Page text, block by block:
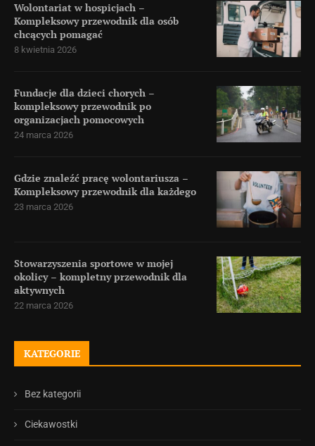
Wolontariat w hospicjach –
Kompleksowy przewodnik dla osób
chcących pomagać
8 kwietnia 2026
Fundacje dla dzieci chorych –
kompleksowy przewodnik po
organizacjach pomocowych
24 marca 2026
Gdzie znaleźć pracę wolontariusza –
Kompleksowy przewodnik dla każdego
23 marca 2026
Stowarzyszenia sportowe w mojej
okolicy – kompletny przewodnik dla
aktywnych
22 marca 2026
KATEGORIE
Bez kategorii
Ciekawostki